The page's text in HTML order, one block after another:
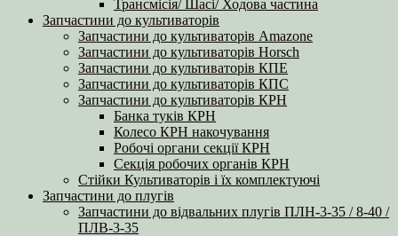
Трансмісія/ Шасі/ Ходова частина
Запчастини до культиваторів
Запчастини до культиваторів Amazone
Запчастини до культиваторів Horsch
Запчастини до культиваторів КПЕ
Запчастини до культиваторів КПС
Запчастини до культиваторів КРН
Банка туків КРН
Колесо КРН накочування
Робочі органи секції КРН
Секція робочих органів КРН
Стійки Культиваторів і їх комплектуючі
Запчастини до плугів
Запчастини до відвальних плугів ПЛН-3-35 / 8-40 /
ПЛВ-3-35